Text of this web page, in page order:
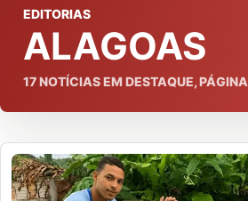
EDITORIAS
ALAGOAS
17NOTÍCIAS EM DESTAQUE, PÁGINA